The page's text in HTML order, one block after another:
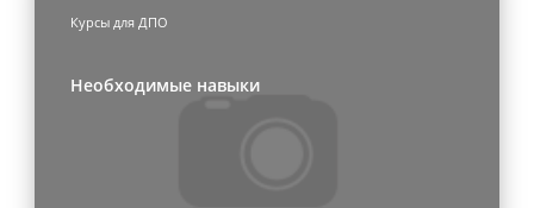
Курсы для ДПО
Необходимые навыки